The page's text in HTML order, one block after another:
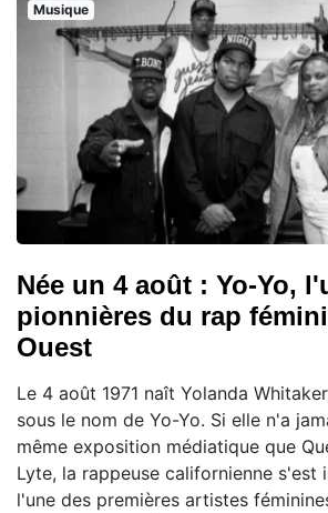
Musique
Née un 4 août : Yo-Yo,
pionnières du rap
Ouest
Le 4 août 1971 naît Yolanda
sous le nom de Yo-Yo. Si elle n'a
même exposition médiatique que
Lyte, la rappeuse californienne s'est
l'une des premières artistes